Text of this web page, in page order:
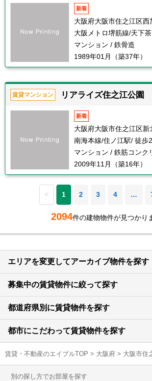
新着
大阪府大阪市住之江区西
大阪メトロ堺筋線/天下
マンション / 鉄骨造
1989年01月（築37年）
賃貸マンション リアライズ住之江公園
新着
大阪府大阪市住之江区新
南海本線/住ノ江駅/ 徒歩
マンション / 鉄筋コンク
2009年11月（築16年）
< 1 2 3 4 …
2094件の建物物件が見つかり
エリアを変更してアーカイブ物件を探す
募集中の賃貸物件に絞って探す
都道府県別に賃貸物件を探す
都市にこだわって賃貸物件を探す
賃貸・不動産のエイブルTOP > 大阪府 > 大阪市住
別の探し方でお部屋を探す